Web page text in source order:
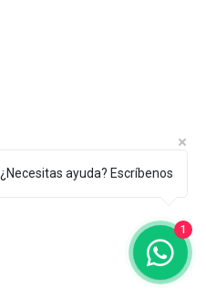
¿Necesitas ayuda? Escríbenos
1